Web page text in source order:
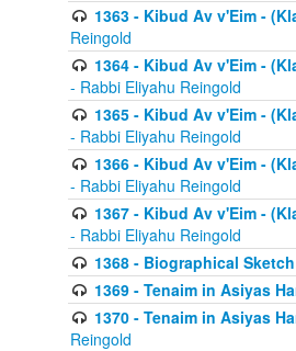
1363 - Kibud Av v'Eim -
Reingold
1364 - Kibud Av v'Eim -
- Rabbi Eliyahu Reingold
1365 - Kibud Av v'Eim -
- Rabbi Eliyahu Reingold
1366 - Kibud Av v'Eim -
- Rabbi Eliyahu Reingold
1367 - Kibud Av v'Eim -
- Rabbi Eliyahu Reingold
1368 - Biographical
1369 - Tenaim in Asiyas
1370 - Tenaim in Asiyas
Reingold